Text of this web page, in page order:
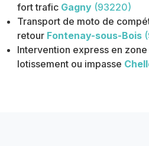
fort trafic Gagny (93220)
Transport de moto de
retour Fontenay-sous-Bois
Intervention express en
lotissement ou impasse